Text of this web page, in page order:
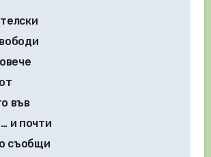
във
и почти
съобщи